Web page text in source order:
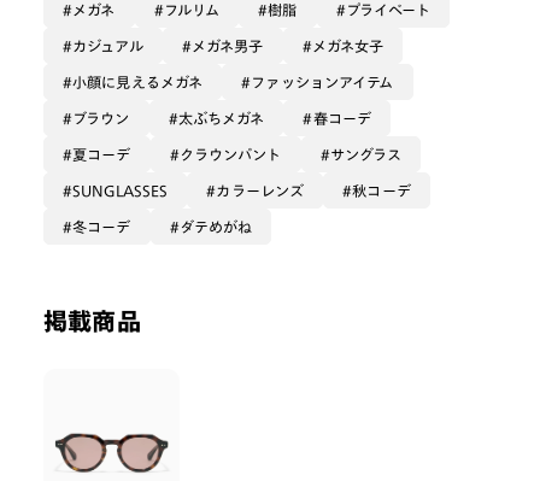
赤自体が、人間の注意を引く効果のある
色で、これが目元にあることの
印象の強さはななかなかです。
少しふわっとしたディティールの
お洋服に締まりを出してくれるような
持ち合わせています。
赤みを足すことを楽しめそうです☺︎
メガネ フルリム 樹脂 プライベート
カジュアル メガネ男子 メガネ女子
小顔に見えるメガネ ファッションアイテム
ブラウン 太ぶちメガネ 春コーデ
夏コーデ クラウンパント サングラス
SUNGLASSES カラーレンズ 秋コーデ
冬コーデ ダテめがね
掲載商品